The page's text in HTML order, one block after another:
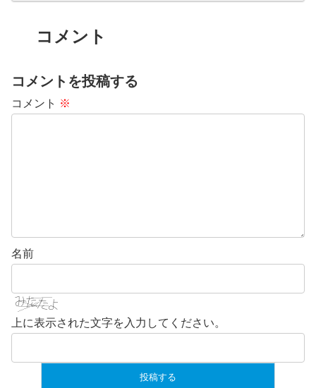
コメント
コメントを投稿する
コメント ※
名前
上に表示された文字を入力してください。